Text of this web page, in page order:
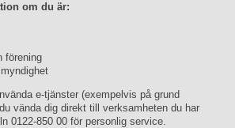
om du är:
förening
e-tjänster (exempelvis på grund
vända dig direkt till verksamheten du har
0122-850 00 för personlig service.